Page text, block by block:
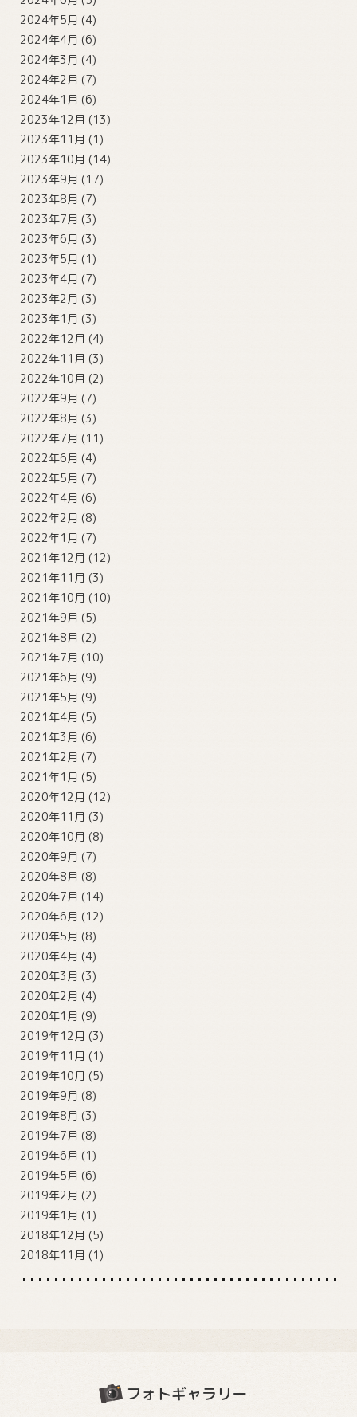
2024年5月 (4)
2024年4月 (6)
2024年3月 (4)
2024年2月 (7)
2024年1月 (6)
2023年12月 (13)
2023年11月 (1)
2023年10月 (14)
2023年9月 (17)
2023年8月 (7)
2023年7月 (3)
2023年6月 (3)
2023年5月 (1)
2023年4月 (7)
2023年2月 (3)
2023年1月 (3)
2022年12月 (4)
2022年11月 (3)
2022年10月 (2)
2022年9月 (7)
2022年8月 (3)
2022年7月 (11)
2022年6月 (4)
2022年5月 (7)
2022年4月 (6)
2022年2月 (8)
2022年1月 (7)
2021年12月 (12)
2021年11月 (3)
2021年10月 (10)
2021年9月 (5)
2021年8月 (2)
2021年7月 (10)
2021年6月 (9)
2021年5月 (9)
2021年4月 (5)
2021年3月 (6)
2021年2月 (7)
2021年1月 (5)
2020年12月 (12)
2020年11月 (3)
2020年10月 (8)
2020年9月 (7)
2020年8月 (8)
2020年7月 (14)
2020年6月 (12)
2020年5月 (8)
2020年4月 (4)
2020年3月 (3)
2020年2月 (4)
2020年1月 (9)
2019年12月 (3)
2019年11月 (1)
2019年10月 (5)
2019年9月 (8)
2019年8月 (3)
2019年7月 (8)
2019年6月 (1)
2019年5月 (6)
2019年2月 (2)
2019年1月 (1)
2018年12月 (5)
2018年11月 (1)
フォトギャラリー